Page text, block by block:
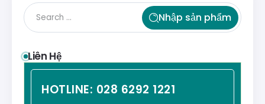
Nhập sản phẩm
Liên Hệ
HOTLINE: 028 6292 1221